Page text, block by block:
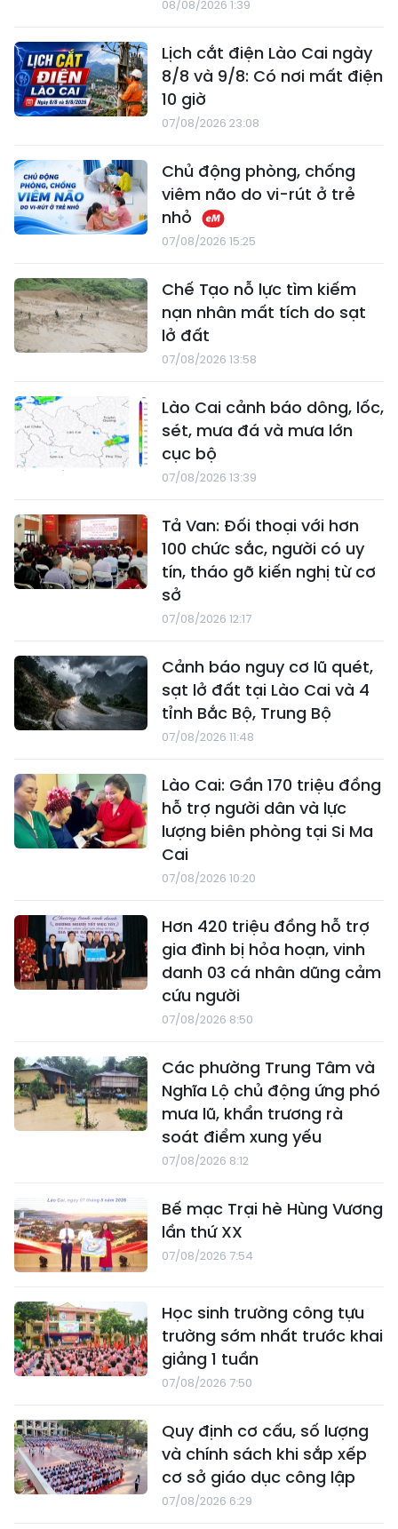
08/08/2026 1:39
Lịch cắt điện Lào Cai ngày
8/8 và 9/8: Có nơi mất điện
10 giờ
07/08/2026 23:08
Chủ động phòng, chống
viêm não do vi-rút ở trẻ
nhỏ
07/08/2026 15:25
Chế Tạo nỗ lực tìm kiếm
nạn nhân mất tích do sạt
lở đất
07/08/2026 13:58
Lào Cai cảnh báo dông, lốc,
sét, mưa đá và mưa lớn
cục bộ
07/08/2026 13:39
Tả Van: Đối thoại với hơn
100 chức sắc, người có uy
tín, tháo gỡ kiến nghị từ cơ
sở
07/08/2026 12:17
Cảnh báo nguy cơ lũ quét,
sạt lở đất tại Lào Cai và 4
tỉnh Bắc Bộ, Trung Bộ
07/08/2026 11:48
Lào Cai: Gần 170 triệu đồng
hỗ trợ người dân và lực
lượng biên phòng tại Si Ma
Cai
07/08/2026 10:20
Hơn 420 triệu đồng hỗ trợ
gia đình bị hỏa hoạn, vinh
danh 03 cá nhân dũng cảm
cứu người
07/08/2026 8:50
Các phường Trung Tâm và
Nghĩa Lộ chủ động ứng phó
mưa lũ, khẩn trương rà
soát điểm xung yếu
07/08/2026 8:12
Bế mạc Trại hè Hùng Vương
lần thứ XX
07/08/2026 7:54
Học sinh trường công tựu
trường sớm nhất trước khai
giảng 1 tuần
07/08/2026 7:50
Quy định cơ cấu, số lượng
và chính sách khi sắp xếp
cơ sở giáo dục công lập
07/08/2026 6:29